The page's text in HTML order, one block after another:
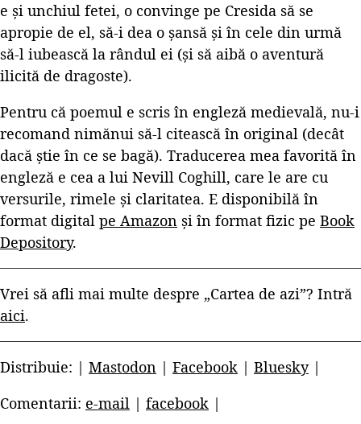
e și unchiul fetei, o convinge pe Cresida să se
apropie de el, să-i dea o șansă și în cele din urmă
să-l iubească la rândul ei (și să aibă o aventură
ilicită de dragoste).
Pentru că poemul e scris în engleză medievală, nu-i
recomand nimănui să-l citească în original (decât
dacă știe în ce se bagă). Traducerea mea favorită în
engleză e cea a lui Nevill Coghill, care le are cu
versurile, rimele și claritatea. E disponibilă în
format digital pe Amazon și în format fizic pe Book
Depository.
Vrei să afli mai multe despre „Cartea de azi”? Intră
aici.
Distribuie: | Mastodon | Facebook | Bluesky|
Comentarii: e-mail | facebook |